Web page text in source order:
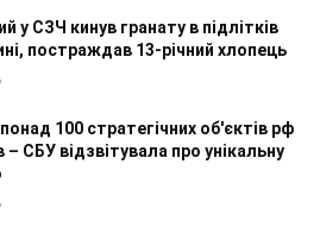
у СЗЧ кинув гранату в підлітків
постраждав 13-річний хлопець
100 стратегічних об'єктів рф
– СБУ відзвітувала про унікальну